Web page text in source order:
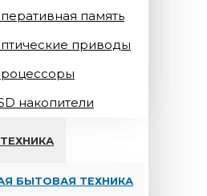
память
приводы
накопители
БЫТОВАЯ ТЕХНИКА